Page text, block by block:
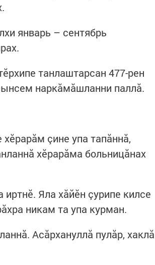
январь – сентябрь
танлаштарсан 477-рен
наркăмăшланни паллă.
çине упа тапăннă,
хӗрарăма больницăнах
Яла хăйӗн çурипе килсе
никам та упа курман.
Асăрхануллă пулăр, хаклă